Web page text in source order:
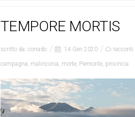
TEMPORE MORTIS
scritto da: corrado 14 Gen 2020 racconti
campagna, malinconia, morte, Piemonte, provincia